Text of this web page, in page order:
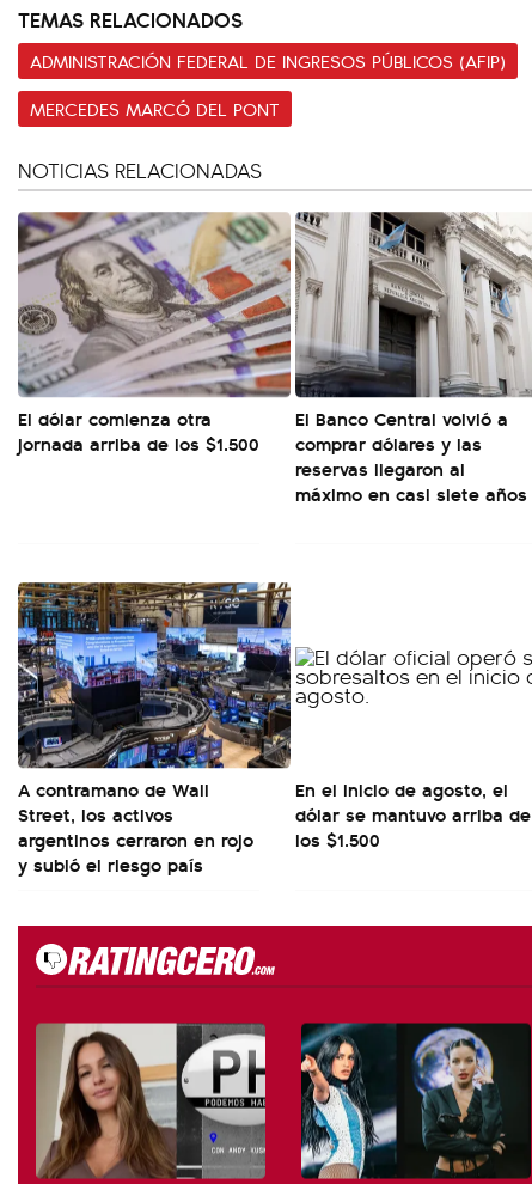
TEMAS RELACIONADOS
ADMINISTRACIÓN FEDERAL DE INGRESOS PÚBLICOS (AFIP)
MERCEDES MARCÓ DEL PONT
NOTICIAS RELACIONADAS
El dólar comienza otra
jornada arriba de los $1.500
El Banco Central volvió a
comprar dólares y las
reservas llegaron al
máximo en casi siete años
A contramano de Wall
Street, los activos
argentinos cerraron en rojo
y subió el riesgo país
En el inicio de agosto, el
dólar se mantuvo arriba de
los $1.500